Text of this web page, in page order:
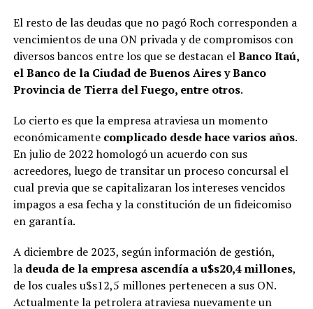
El resto de las deudas que no pagó Roch corresponden a
vencimientos de una ON privada y de compromisos con
diversos bancos entre los que se destacan elBanco Itaú,
el Banco de la Ciudad de Buenos Aires y Banco
Provincia de Tierra del Fuego, entre otros.
Lo cierto es que la empresa atraviesa un momento
económicamente complicado desde hace varios años.
En julio de 2022 homologó un acuerdo con sus
acreedores, luego de transitar un proceso concursal el
cual previa que se capitalizaran los intereses vencidos
impagos a esa fecha y la constitución de un fideicomiso
en garantía.
A diciembre de 2023, según información de gestión,
la deuda de la empresa ascendía a u$s20,4 millones,
de los cuales u$s12,5 millones pertenecen a sus ON.
Actualmente la petrolera atraviesa nuevamente un